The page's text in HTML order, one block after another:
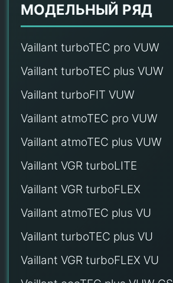
МОДЕЛЬНЫЙ РЯД
Vaillant turboTEC pro VUW
Vaillant turboTEC plus VUW
Vaillant turboFIT VUW
Vaillant atmoTEC pro VUW
Vaillant atmoTEC plus VUW
Vaillant VGR turboLITE
Vaillant VGR turboFLEX
Vaillant atmoTEC plus VU
Vaillant turboTEC plus VU
Vaillant VGR turboFLEX VU